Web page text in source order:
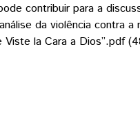
contribuir para a
da violência contra a
la Cara a Dios”.pdf